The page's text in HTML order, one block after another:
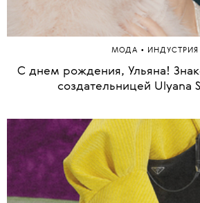
МОДА • ИНДУСТРИЯ
С днем рождения, Ульяна!
создательницей Ulyana